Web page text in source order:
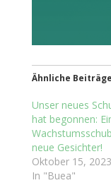
Ähnliche Beiträge
Unser neues
hat begonnen:
neue Gesichter!
Oktober 15, 2023
In "Buea"